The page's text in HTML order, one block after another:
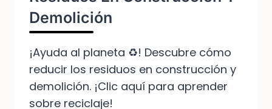
Demolición
¡Ayuda al planeta ♻️! Descubre cómo
reducir los residuos en construcción y
demolición. ¡Clic aquí para aprender
sobre reciclaje!